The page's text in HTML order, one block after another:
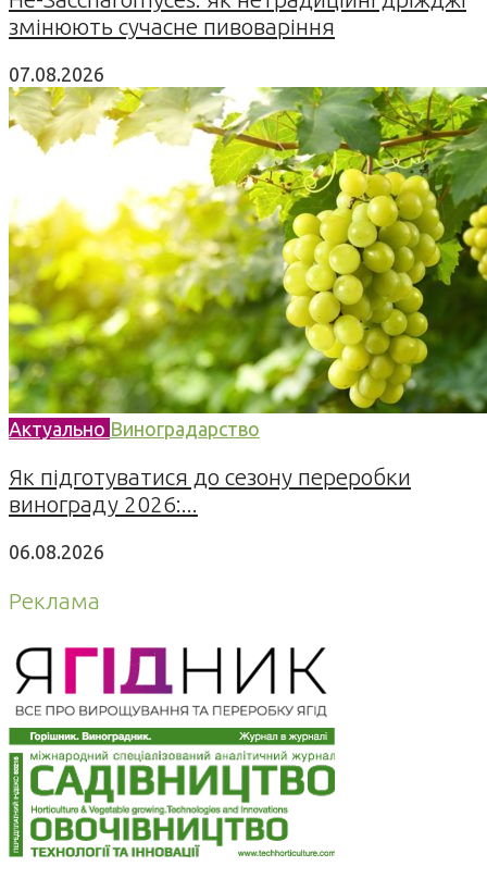
змінюють сучасне пивоваріння
07.08.2026
Актуально Виноградарство
Як підготуватися до сезону переробки
винограду 2026:...
06.08.2026
Реклама